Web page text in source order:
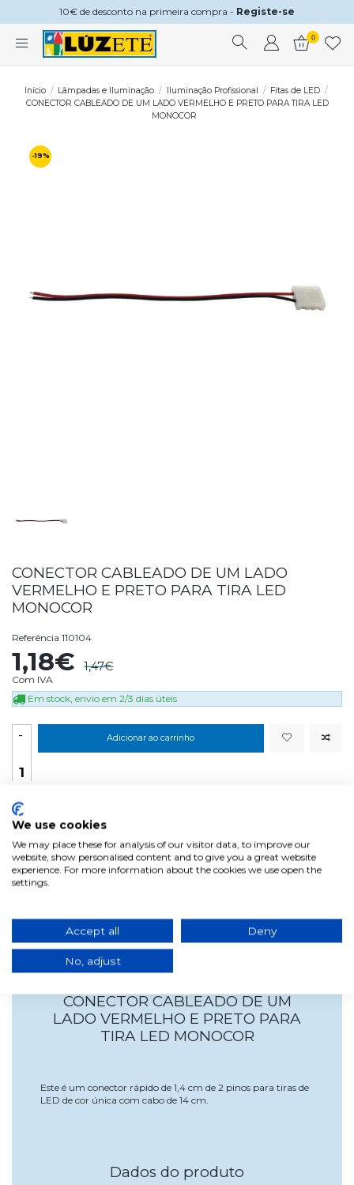
10€ de desconto na primeira compra - Registe-se
0
Início Lâmpadas e Iluminação Iluminação Profissional
Fitas de LED
CONECTOR CABLEADO DE UM LADO VERMELHO E PRETO PARA TIRA LED
MONOCOR
-19%
CONECTOR CABLEADO DE UM LADO
VERMELHO E PRETO PARA TIRA LED
MONOCOR
Referência 110104
1,18€ 1,47€
Com IVA
Em stock, envio em 2/3 dias úteis
-
+
Adicionar ao carrinho
CONECTOR CABLEADO DE UM
LADO VERMELHO E PRETO PARA
TIRA LED MONOCOR
Este é um conector rápido de 1,4 cm de 2 pinos para tiras de
LED de cor única com cabo de 14 cm.
Dados do produto
We use cookies
We may place these for analysis of our visitor data, to improve our
website, show personalised content and to give you a great website
experience. For more information about the cookies we use open the
settings.
Accept all Deny
No, adjust